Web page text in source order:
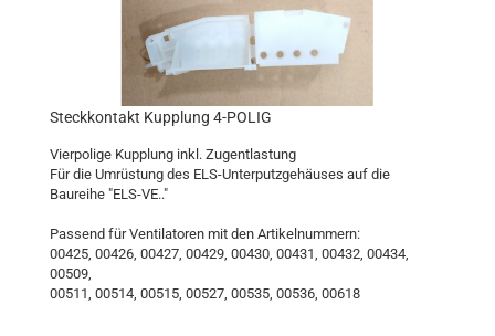
Steckkontakt Kupplung 4-POLIG
Vierpolige Kupplung inkl. Zugentlastung
Für die Umrüstung des ELS-Unterputzgehäuses auf die
Baureihe "ELS-VE.."
Passend für Ventilatoren mit den Artikelnummern:
00425, 00426, 00427, 00429, 00430, 00431, 00432, 00434,
00509,
00511, 00514, 00515, 00527, 00535, 00536, 00618